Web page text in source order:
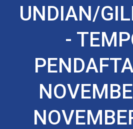
UNDIAN/
-